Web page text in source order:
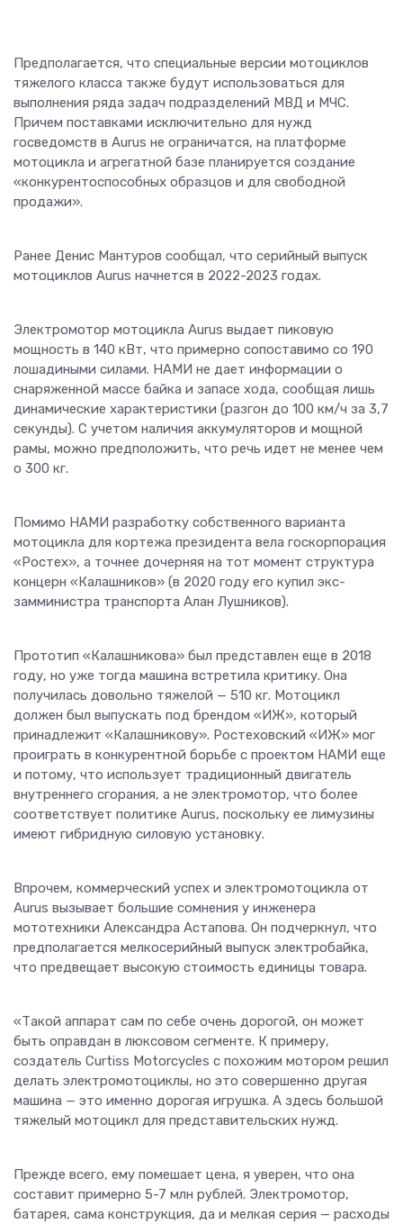
Предполагается, что специальные версии мотоциклов
тяжелого класса также будут использоваться для
выполнения ряда задач подразделений МВД и МЧС.
Причем поставками исключительно для нужд
госведомств в Aurus не ограничатся, на платформе
мотоцикла и агрегатной базе планируется создание
«конкурентоспособных образцов и для свободной
продажи».
Ранее Денис Мантуров сообщал, что серийный выпуск
мотоциклов Aurus начнется в 2022-2023 годах.
Электромотор мотоцикла Aurus выдает пиковую
мощность в 140 кВт, что примерно сопоставимо со 190
лошадиными силами. НАМИ не дает информации о
снаряженной массе байка и запасе хода, сообщая лишь
динамические характеристики (разгон до 100 км/ч за 3,7
секунды). С учетом наличия аккумуляторов и мощной
рамы, можно предположить, что речь идет не менее чем
о 300 кг.
Помимо НАМИ разработку собственного варианта
мотоцикла для кортежа президента вела госкорпорация
«Ростех», а точнее дочерняя на тот момент структура
концерн «Калашников» (в 2020 году его купил экс-
замминистра транспорта Алан Лушников).
Прототип «Калашникова» был представлен еще в 2018
году, но уже тогда машина встретила критику. Она
получилась довольно тяжелой — 510 кг. Мотоцикл
должен был выпускать под брендом «ИЖ», который
принадлежит «Калашникову». Ростеховский «ИЖ» мог
проиграть в конкурентной борьбе с проектом НАМИ еще
и потому, что использует традиционный двигатель
внутреннего сгорания, а не электромотор, что более
соответствует политике Aurus, поскольку ее лимузины
имеют гибридную силовую установку.
Впрочем, коммерческий успех и электромотоцикла от
Aurus вызывает большие сомнения у инженера
мототехники Александра Астапова. Он подчеркнул, что
предполагается мелкосерийный выпуск электробайка,
что предвещает высокую стоимость единицы товара.
«Такой аппарат сам по себе очень дорогой, он может
быть оправдан в люксовом сегменте. К примеру,
создатель Curtiss Motorcycles с похожим мотором решил
делать электромотоциклы, но это совершенно другая
машина — это именно дорогая игрушка. А здесь большой
тяжелый мотоцикл для представительских нужд.
Прежде всего, ему помешает цена, я уверен, что она
составит примерно 5-7 млн рублей. Электромотор,
батарея, сама конструкция, да и мелкая серия — расходы